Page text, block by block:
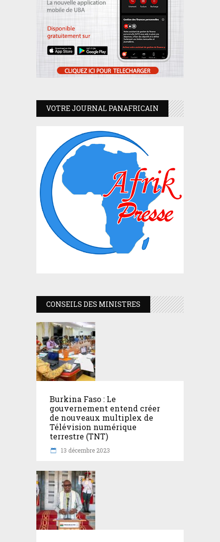
VOTRE JOURNAL PANAFRICAIN
CONSEILS DES MINISTRES
Burkina Faso : Le
gouvernement entend créer
de nouveaux multiplex de
Télévision numérique
terrestre (TNT)
13 décembre 2023